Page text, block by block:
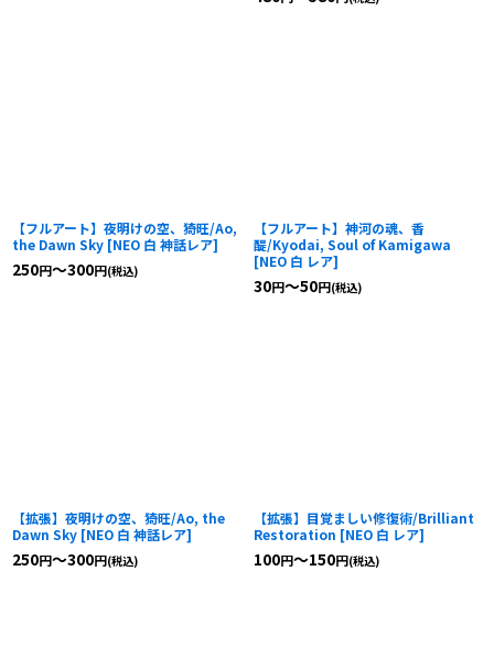
【フルアート】夜明けの空、猗旺/Ao,
the Dawn Sky [NEO 白 神話レア]
250円～300円(税込)
【フルアート】神河の魂、香
醍/Kyodai, Soul of Kamigawa
[NEO 白 レア]
30円～50円(税込)
【拡張】夜明けの空、猗旺/Ao, the
Dawn Sky [NEO 白 神話レア]
250円～300円(税込)
【拡張】目覚ましい修復術/Brilliant
Restoration [NEO 白 レア]
100円～150円(税込)